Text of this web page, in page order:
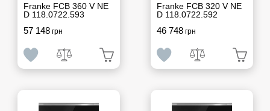
Franke FCB 360 V NE
D 118.0722.593
57 148грн
Franke FCB 320 V NE
D 118.0722.592
46 748грн